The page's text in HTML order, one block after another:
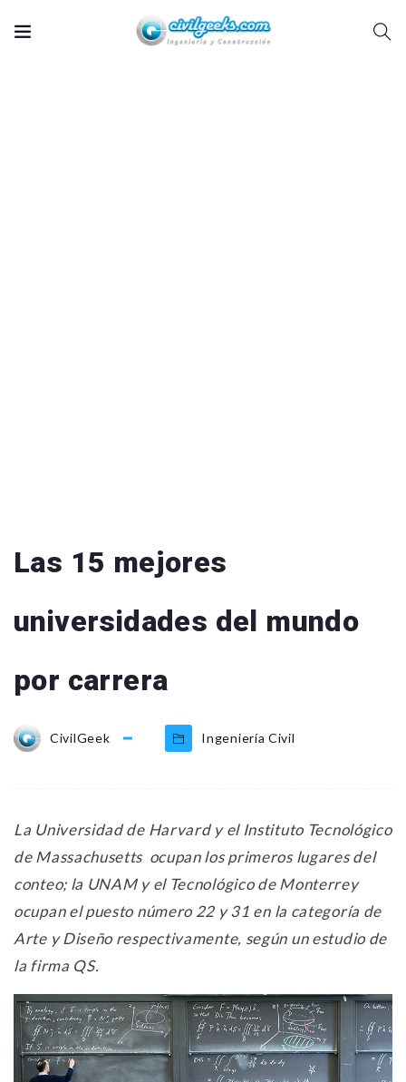
Las 15 mejores
universidades del mundo
por carrera
CivilGeek Ingeniería Civil
La Universidad de Harvard y el Instituto Tecnológico
de Massachusetts ocupan los primeros lugares del
conteo; la UNAM y el Tecnológico de Monterrey
ocupan el puesto número 22 y 31 en la categoría de
Arte y Diseño respectivamente, según un estudio de
la firma QS.